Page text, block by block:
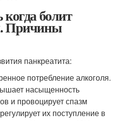
болит
Причины
панкреатита:
потребление алкоголя.
насыщенность
и провоцирует спазм
их поступление в